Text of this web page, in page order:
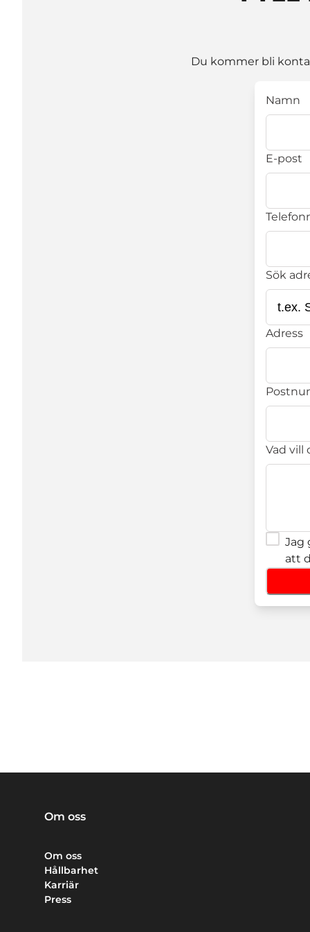
Du kommer bli
Namn
E-post
Sök
Adress
Vad vill
Jag
att
Om oss
Om oss
Hållbarhet
Karriär
Press